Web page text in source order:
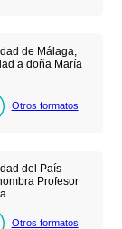
de Málaga,
a doña María
Otros formatos
del País
Profesor
Otros formatos